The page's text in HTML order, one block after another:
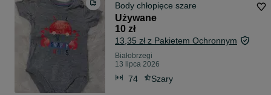
Body chłopięce szare
Używane
10 zł
13,35 zł z Pakietem Ochronnym
Białobrzegi
13 lipca 2026
74 Szary